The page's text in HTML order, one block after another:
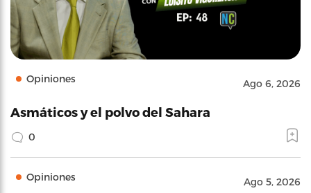
Opiniones Ago 6, 2026
Asmáticos y el polvo del Sahara
0
Opiniones Ago 5, 2026